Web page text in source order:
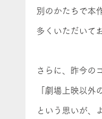
別のかたちで本
多くいただいて
さらに、昨今の
「劇場上映以外
という思いが、